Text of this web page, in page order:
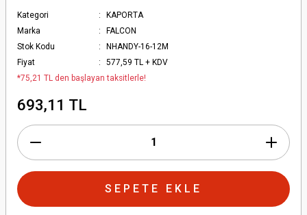
Kategori
KAPORTA
Marka
FALCON
Stok Kodu
NHANDY-16-12M
Fiyat
577,59 TL + KDV
*75,21 TL den başlayan taksitlerle!
693,11 TL
SEPETE EKLE